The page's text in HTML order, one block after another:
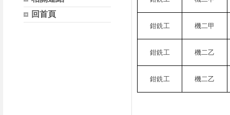
回首頁
鉗銑工 機二甲
鉗銑工 機二乙
鉗銑工 機二乙